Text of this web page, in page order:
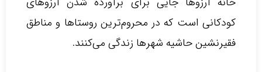
کودکانی است که در محروم‌ترین روستاها و مناطق
فقیرنشین حاشیه شهرها زندگی می‌کنند.‌